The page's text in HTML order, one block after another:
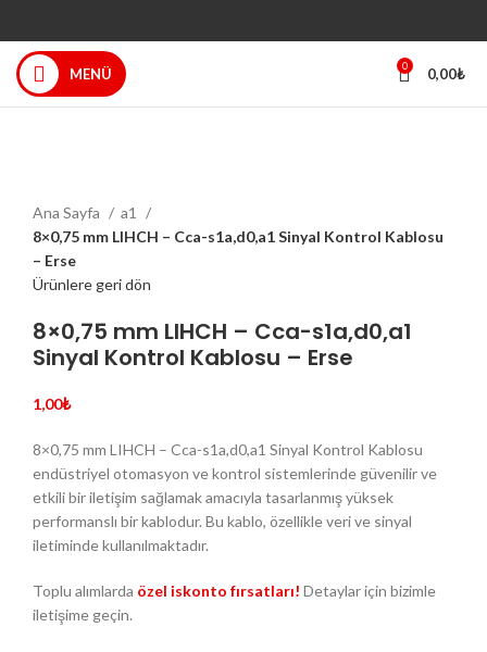
MENÜ 0 0,00₺
Ana Sayfa
a1
8×0,75 mm LIHCH – Cca-s1a,d0,a1 Sinyal Kontrol Kablosu
– Erse
Ürünlere geri dön
8×0,75 mm LIHCH – Cca-s1a,d0,a1
Sinyal Kontrol Kablosu – Erse
1,00₺
8×0,75 mm LIHCH – Cca-s1a,d0,a1 Sinyal Kontrol Kablosu
endüstriyel otomasyon ve kontrol sistemlerinde güvenilir ve
etkili bir iletişim sağlamak amacıyla tasarlanmış yüksek
performanslı bir kablodur. Bu kablo, özellikle veri ve sinyal
iletiminde kullanılmaktadır.
Toplu alımlarda özel iskonto fırsatları! Detaylar için bizimle
iletişime geçin.